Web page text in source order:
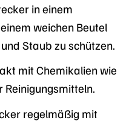
in einem
weichen Beutel
Staub zu schützen.
mit Chemikalien wie
regelmäßig mit